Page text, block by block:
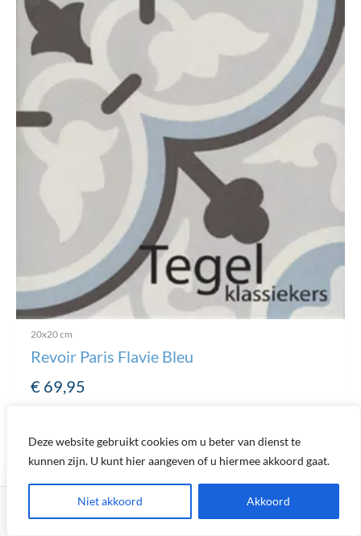
Deze website gebruikt cookies om u beter van dienst te
kunnen zijn. U kunt hier aangeven of u hiermee akkoord gaat.
Niet akkoord Akkoord
20x20 cm
Revoir Paris Flavie Bleu
€ 69,95